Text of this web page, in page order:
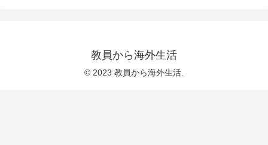
教員から海外生活
© 2023 教員から海外生活.